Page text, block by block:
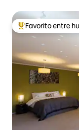
Favorito entre los
Favorito entre